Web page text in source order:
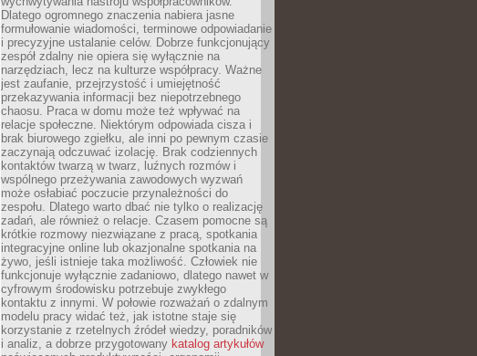
Dlatego ogromnego znaczenia nabiera jasne
formułowanie wiadomości, terminowe odpowiadanie
i precyzyjne ustalanie celów. Dobrze funkcjonujący
zespół zdalny nie opiera się wyłącznie na
narzędziach, lecz na kulturze współpracy. Ważne
jest zaufanie, przejrzystość i umiejętność
przekazywania informacji bez niepotrzebnego
chaosu. Praca w domu może też wpływać na
relacje społeczne. Niektórym odpowiada cisza i
brak biurowego zgiełku, ale inni po pewnym czasie
zaczynają odczuwać izolację. Brak codziennych
kontaktów twarzą w twarz, luźnych rozmów i
wspólnego przeżywania zawodowych wyzwań
może osłabiać poczucie przynależności do
zespołu. Dlatego warto dbać nie tylko o realizację
zadań, ale również o relacje. Czasem pomocne są
krótkie rozmowy niezwiązane z pracą, spotkania
integracyjne online lub okazjonalne spotkania na
żywo, jeśli istnieje taka możliwość. Człowiek nie
funkcjonuje wyłącznie zadaniowo, dlatego nawet w
cyfrowym środowisku potrzebuje zwykłego
kontaktu z innymi. W połowie rozważań o zdalnym
modelu pracy widać też, jak istotne staje się
korzystanie z rzetelnych źródeł wiedzy, poradników
i analiz, a dobrze przygotowany katalog artykułów